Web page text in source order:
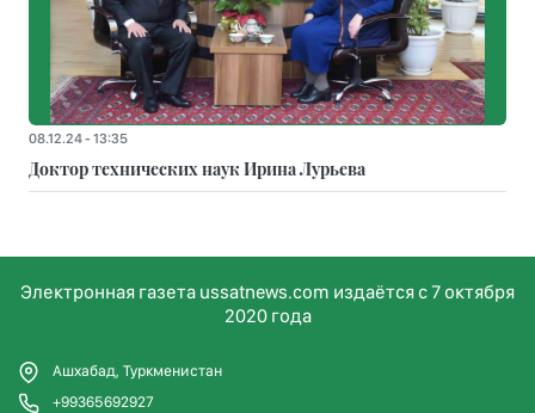
08.12.24 - 13:35
Доктор технических наук Ирина Лурьева
Электронная газета ussatnews.com издаётся с 7 октября
2020 года
Ашхабад, Туркменистан
+99365692927